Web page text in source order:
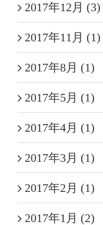
2017年12月 (3)
2017年11月 (1)
2017年8月 (1)
2017年5月 (1)
2017年4月 (1)
2017年3月 (1)
2017年2月 (1)
2017年1月 (2)